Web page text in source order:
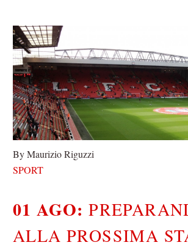
By Maurizio Riguzzi
SPORT
01 AGO:
ALLA PROSSIMA